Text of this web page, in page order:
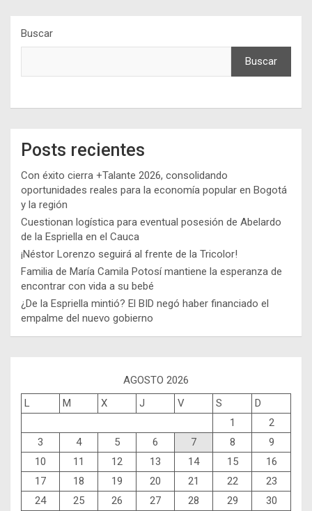
Buscar
Buscar
Posts recientes
Con éxito cierra +Talante 2026, consolidando
oportunidades reales para la economía popular en Bogotá
y la región
Cuestionan logística para eventual posesión de Abelardo
de la Espriella en el Cauca
¡Néstor Lorenzo seguirá al frente de la Tricolor!
Familia de María Camila Potosí mantiene la esperanza de
encontrar con vida a su bebé
¿De la Espriella mintió? El BID negó haber financiado el
empalme del nuevo gobierno
AGOSTO 2026
L
M X J V S
D
1
2
3
4 5 6 7 8
9
10
11 12 13 14 15
16
17
18 19 20 21 22
23
24
25 26 27 28 29
30